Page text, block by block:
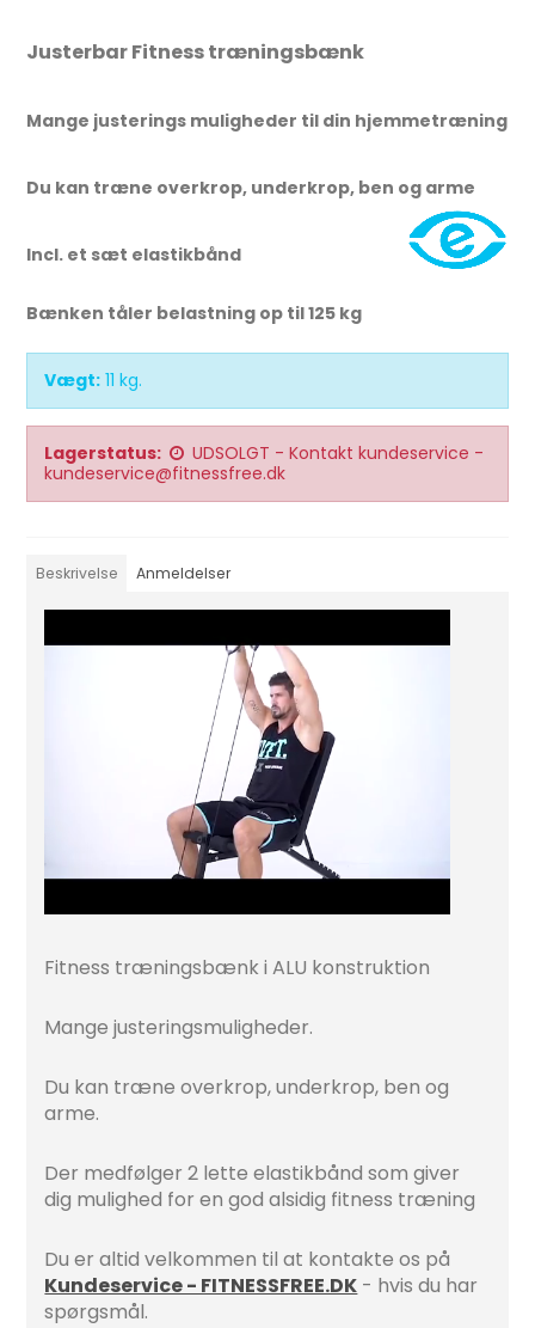
Justerbar Fitness træningsbænk
Mange justerings muligheder til din hjemmetræning
Du kan træne overkrop, underkrop, ben og arme
Incl. et sæt elastikbånd
Bænken tåler belastning op til 125 kg
Vægt: 11 kg.
Lagerstatus:
UDSOLGT - Kontakt kundeservice -
kundeservice@fitnessfree.dk
Beskrivelse Anmeldelser
Fitness træningsbænk i ALU konstruktion
Mange justeringsmuligheder.
Du kan træne overkrop, underkrop, ben og
arme.
Der medfølger 2 lette elastikbånd som giver
dig mulighed for en god alsidig fitness træning
Du er altid velkommen til at kontakte os på
Kundeservice - FITNESSFREE.DK - hvis du har
spørgsmål.